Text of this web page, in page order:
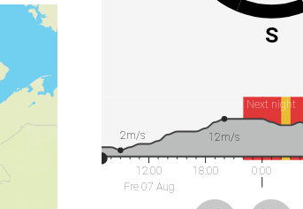
S
Next night
12:00
Fre 07 Aug
18:00 0:00
12m/s
2m/s